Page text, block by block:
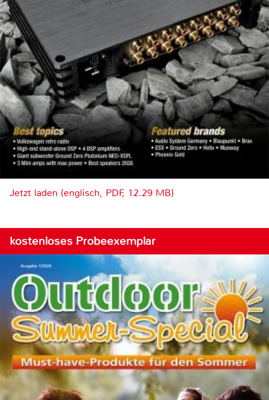
Jetzt laden (englisch, PDF, 12.29 MB)
kostenloses Probeexemplar